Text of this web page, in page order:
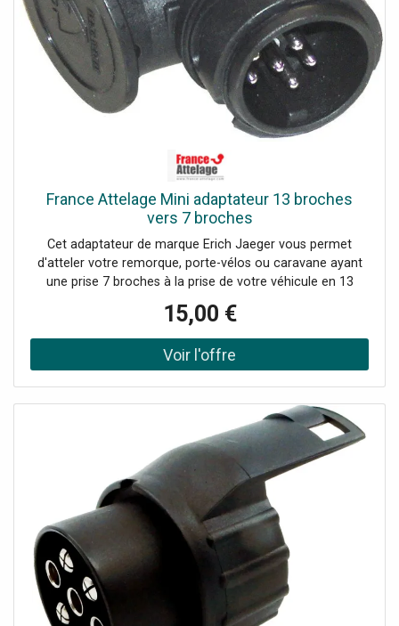
France Attelage Mini adaptateur 13 broches
vers 7 broches
Cet adaptateur de marque Erich Jaeger vous permet
d'atteler votre remorque, porte-vélos ou caravane ayant
une prise 7 broches à la prise de votre véhicule en 13
15,00 €